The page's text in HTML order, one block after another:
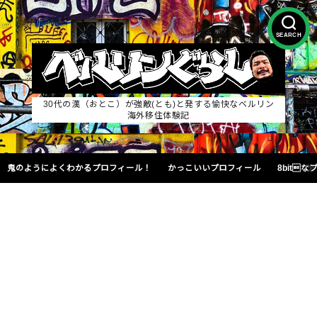
SEARCH
30代の漢（おとこ）が強敵(とも)と発する愉快なベルリン
海外移住体験記
鬼のようによくわかるプロフィール！ かっこいいプロフィール 8bitな